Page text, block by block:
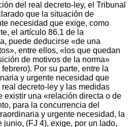
del real decreto-ley, el Tribunal
que la situación de
necesidad que exige, como
el artículo 86.1 de la
puede deducirse «de una
entre ellos, «los que quedan
de motivos de la norma»
Por su parte, entre la
y urgente necesidad que
decreto-ley y las medidas
existir una «relación directa o de
para la concurrencia del
y urgente necesidad, la
junio, (FJ 4), exige, por un lado,